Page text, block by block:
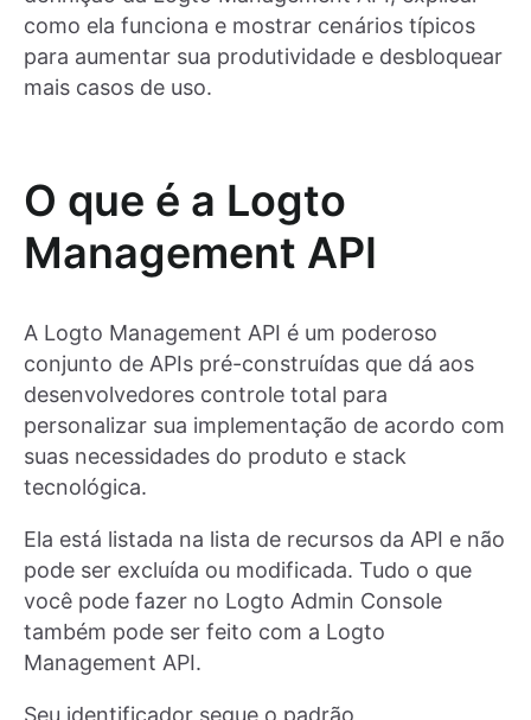
como ela funciona e mostrar cenários típicos
para aumentar sua produtividade e desbloquear
mais casos de uso.
O que é a Logto
Management API
A Logto Management API é um poderoso
conjunto de APIs pré-construídas que dá aos
desenvolvedores controle total para
personalizar sua implementação de acordo com
suas necessidades do produto e stack
tecnológica.
Ela está listada na lista de recursos da API e não
pode ser excluída ou modificada. Tudo o que
você pode fazer no Logto Admin Console
também pode ser feito com a Logto
Management API.